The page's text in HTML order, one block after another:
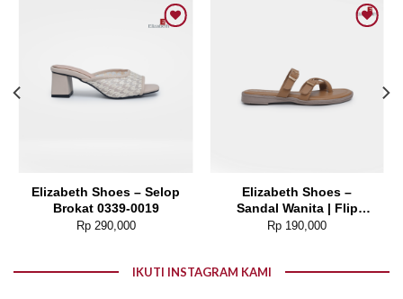
Elizabeth Shoes – Selop
Brokat 0339-0019
Rp290,000
Elizabeth Shoes –
Sandal Wanita | Flip
Flop 0302-0044
Rp 190,000
IKUTI INSTAGRAM KAMI